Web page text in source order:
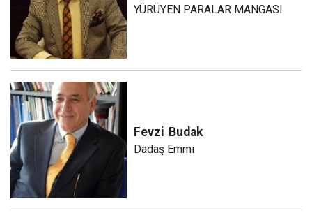
YÜRÜYEN PARALAR MANGASI
Fevzi Budak
Dadaş Emmi